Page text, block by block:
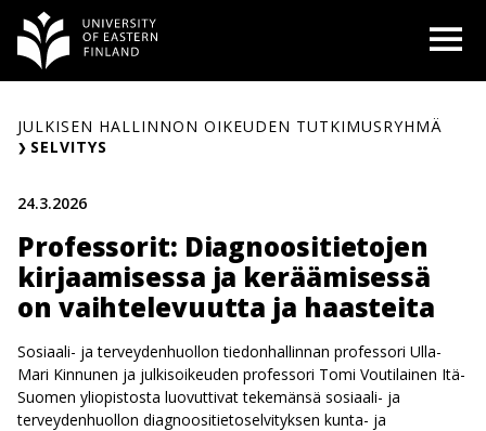
Siirry
sisältöön
JULKISEN HALLINNON OIKEUDEN TUTKIMUSRYHMÄ
SELVITYS
24.3.2026
Professorit: Diagnoositietojen
kirjaamisessa ja keräämisessä
on vaihtelevuutta ja haasteita
Sosiaali- ja terveydenhuollon tiedonhallinnan professori Ulla-
Mari Kinnunen ja julkisoikeuden professori Tomi Voutilainen Itä-
Suomen yliopistosta luovuttivat tekemänsä sosiaali- ja
terveydenhuollon diagnoositietoselvityksen kunta- ja